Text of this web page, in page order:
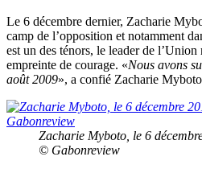
Le 6 décembre dernier, Zacharie
camp de l’opposition et notamment
est un des ténors, le leader de
empreinte de courage. «Nous avons
août 2009», a confié Zacharie
Zacharie Myboto, le 6
© Gabonreview